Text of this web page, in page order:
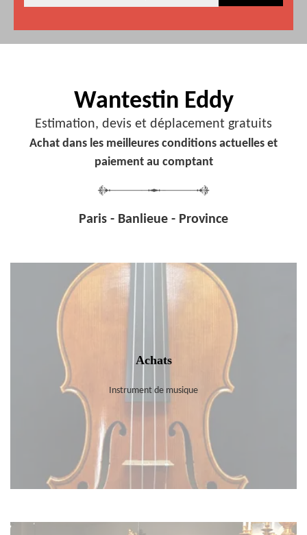
Wantestin Eddy
Estimation, devis et déplacement gratuits
Achat dans les meilleures conditions actuelles et
paiement au comptant
Paris - Banlieue - Province
Achats
Instrument de musique